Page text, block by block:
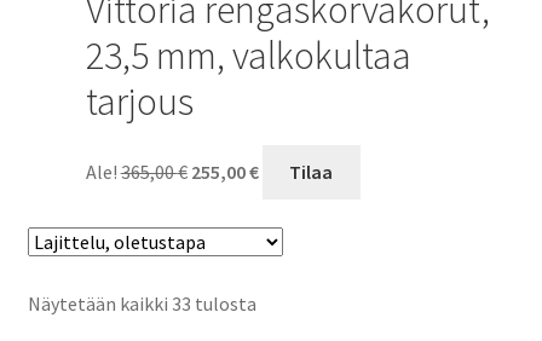
349,00 €.244,00 €.
23,5 mm, valkokultaa
tarjous
Ale!365,00€
hinta
365,00 €.
255,00€
255,00 €.
Tilaa
Näytetään kaikki 33 tulosta